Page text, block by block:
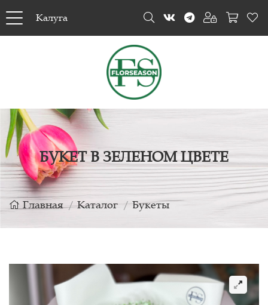
Калуга
БУКЕТ В ЗЕЛЕНОМ ЦВЕТЕ
Главная Каталог Букеты